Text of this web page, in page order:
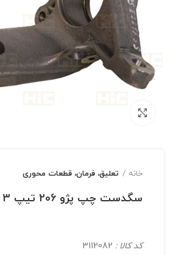
خانه تعلیق، فرمان، قطعات محوری
سگدست چپ پژو 206 تیپ 3
کد کالا :